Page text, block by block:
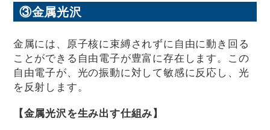
③金属光沢
金属には、原子核に束縛されずに自由に動き回る
ことができる自由電子が豊富に存在します。この
自由電子が、光の振動に対して敏感に反応し、光
を反射します。
【金属光沢を生み出す仕組み】